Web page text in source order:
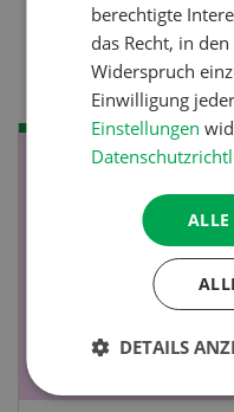
28
berechtigte
das Recht, in den
Widerspruch
Einwilligung
Einstellungen
ALLE
DETAILS